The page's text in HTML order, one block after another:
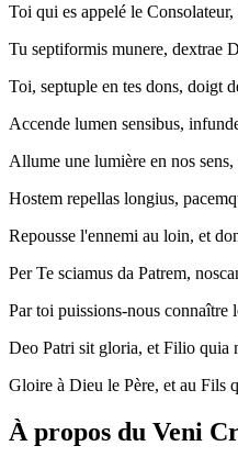
Toi qui es appelé le
Tu septiformis munere, dextrae
Toi, septuple en tes dons, doigt
Accende lumen sensibus,
Allume une lumière en nos
Hostem repellas longius,
Repousse l'ennemi au loin, et
Per Te sciamus da Patrem,
Par toi puissions-nous connaître
Deo Patri sit gloria, et Filio quia
Gloire à Dieu le Père, et au Fils
À propos du Veni